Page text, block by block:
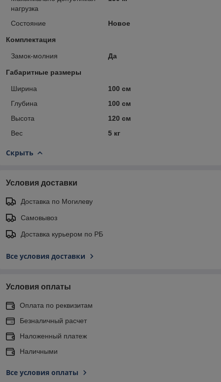
нагрузка
Состояние Новое
Комплектация
Замок-молния Да
Габаритные размеры
Ширина
100 см
Глубина
100 см
Высота
120 см
Вес
5 кг
Скрыть
Условия доставки
Доставка по Могилеву
Самовывоз
Доставка курьером по РБ
Все условия доставки
Условия оплаты
Оплата по реквизитам
Безналичный расчет
Наложенный платеж
Наличными
Все условия оплаты